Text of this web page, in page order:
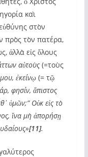
καὶ
στὸν
πρὸς τὸν πατέρα,
ἀλλὰ εἰς ὅλους
αὐτοὺς(=τοὺς
ἐκείνῳ(= τῷ
φησίν, ἄπιστος
ὑμῶν;” Οὐκ εἰς τὸ
ἵνα μὴ ἀπορήσῃ
[11].